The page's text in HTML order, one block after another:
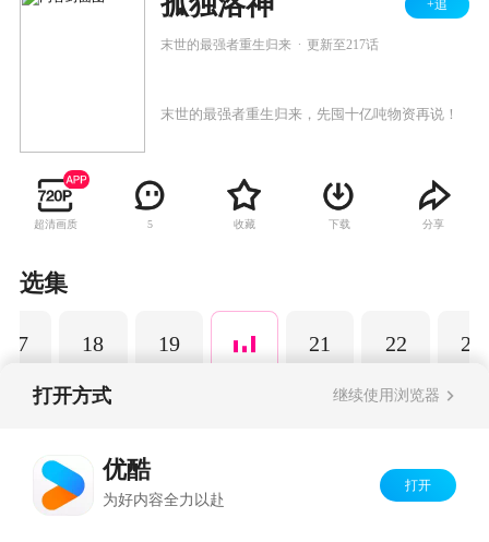
+追
末世的最强者重生归来 更新至217话
末世的最强者重生归来，先囤十亿吨物资再说！
超清画质 5 收藏 下载 分享
选集
17 18 19 21 22 23
打开方式 继续使用浏览器
优酷
为好内容全力以赴
打开